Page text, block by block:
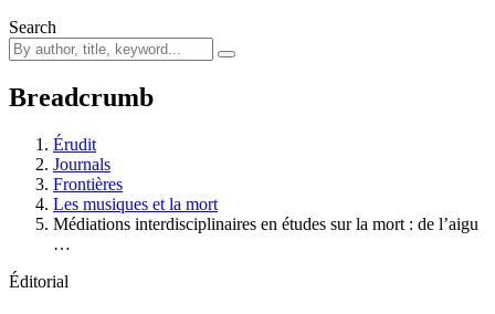
Search
Breadcrumb
Érudit
Journals
Frontières
Les musiques et la mort
Médiations interdisciplinaires en études sur la mort : de l’aigu
…
Éditorial